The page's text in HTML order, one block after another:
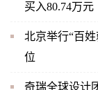
买入80.74万元
北京举行“百
位
奇瑞全球设计